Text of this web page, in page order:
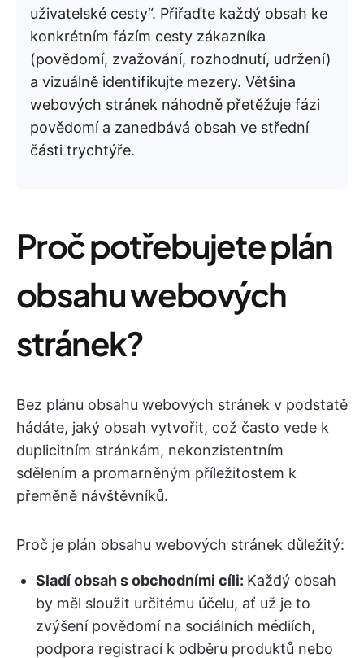
uživatelské cesty“. Přiřaďte každý obsah ke
konkrétním fázím cesty zákazníka
(povědomí, zvažování, rozhodnutí, udržení)
a vizuálně identifikujte mezery. Většina
webových stránek náhodně přetěžuje fázi
povědomí a zanedbává obsah ve střední
části trychtýře.
Proč potřebujete plán
obsahu webových
stránek?
Bez plánu obsahu webových stránek v podstatě
hádáte, jaký obsah vytvořit, což často vede k
duplicitním stránkám, nekonzistentním
sdělením a promarněným příležitostem k
přeměně návštěvníků.
Proč je plán obsahu webových stránek důležitý:
Sladí obsah s obchodními cíli: Každý obsah
by měl sloužit určitému účelu, ať už je to
zvýšení povědomí na sociálních médiích,
podpora registrací k odběru produktů nebo